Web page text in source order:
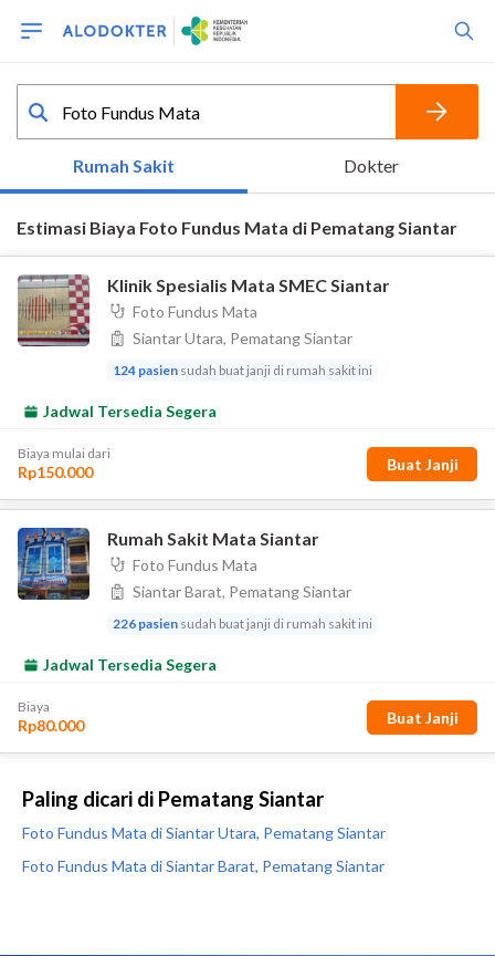
Paling dicari di Pematang Siantar
Foto Fundus Mata di Siantar Utara, Pematang Siantar
Foto Fundus Mata di Siantar Barat, Pematang Siantar